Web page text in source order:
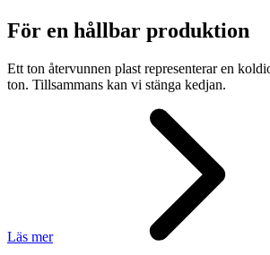
För en hållbar produktion
Ett ton återvunnen plast representerar en
ton. Tillsammans kan vi stänga kedjan.
Läs mer